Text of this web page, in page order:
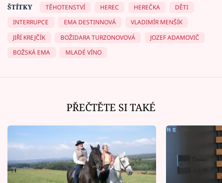
ŠTÍTKY
TĚHOTENSTVÍ HEREC HEREČKA
DĚTI
INTERRUPCE
EMA DESTINNOVÁ
VLADIMÍR MENŠÍK
JIŘÍ KREJČÍK
BOŽIDARA TURZONOVOVÁ
JOZEF ADAMOVIČ
BOŽSKÁ EMA
MLADÉ VÍNO
PŘEČTĚTE SI TAKÉ